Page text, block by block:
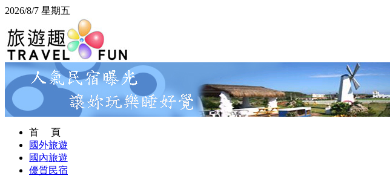
2026/8/7 星期五
首 頁
國外旅遊
國內旅遊
優質民宿